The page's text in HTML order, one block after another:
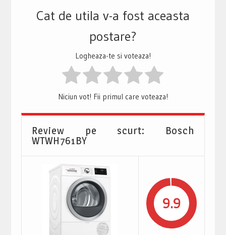
Cat de utila v-a fost aceasta
postare?
Logheaza-te si voteaza!
Niciun vot! Fii primul care voteaza!
Review pe scurt: Bosch
WTWH761BY
9.9